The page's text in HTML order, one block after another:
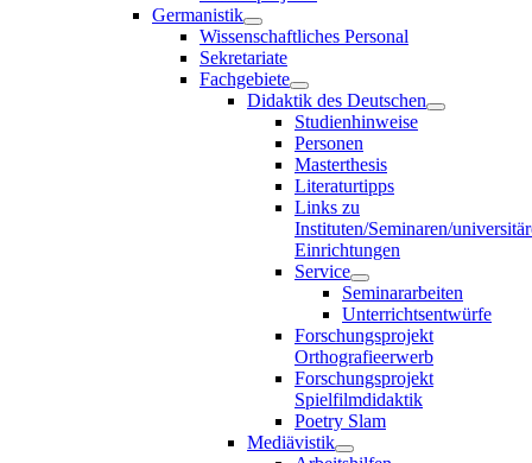
Germanistik
Wissenschaftliches Personal
Sekretariate
Fachgebiete
Didaktik des Deutschen
Studienhinweise
Personen
Masterthesis
Literaturtipps
Links zu
Instituten/Seminaren/
Einrichtungen
Service
Seminararbeiten
Unterrichtsentwürfe
Forschungsprojekt
Orthografieerwerb
Forschungsprojekt
Spielfilmdidaktik
Poetry Slam
Mediävistik